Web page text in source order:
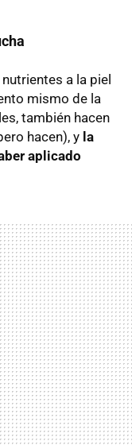
a la piel
mismo de la
también hacen
hacen), y la
aplicado